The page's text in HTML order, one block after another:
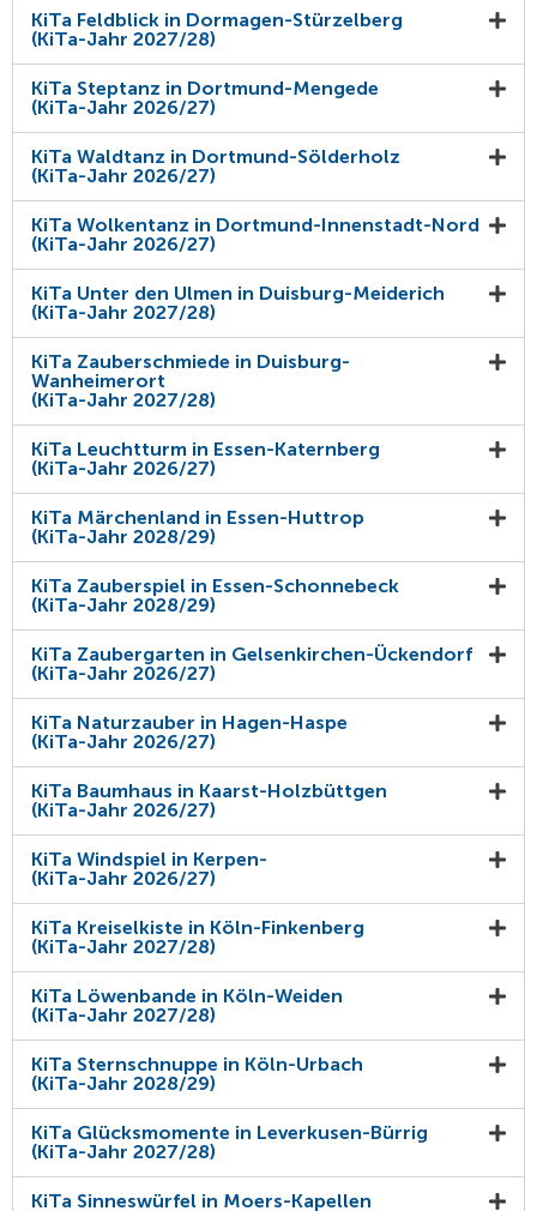
KiTa Feldblick in Dormagen-Stürzelberg
(KiTa-Jahr 2027/28)
KiTa Steptanz in Dortmund-Mengede
(KiTa-Jahr 2026/27)
KiTa Waldtanz in Dortmund-Sölderholz
(KiTa-Jahr 2026/27)
KiTa Wolkentanz in Dortmund-Innenstadt-Nord
(KiTa-Jahr 2026/27)
KiTa Unter den Ulmen in Duisburg-Meiderich
(KiTa-Jahr 2027/28)
KiTa Zauberschmiede in Duisburg-
Wanheimerort
(KiTa-Jahr 2027/28)
KiTa Leuchtturm in Essen-Katernberg
(KiTa-Jahr 2026/27)
KiTa Märchenland in Essen-Huttrop
(KiTa-Jahr 2028/29)
KiTa Zauberspiel in Essen-Schonnebeck
(KiTa-Jahr 2028/29)
KiTa Zaubergarten in Gelsenkirchen-Ückendorf
(KiTa-Jahr 2026/27)
KiTa Naturzauber in Hagen-Haspe
(KiTa-Jahr 2026/27)
KiTa Baumhaus in Kaarst-Holzbüttgen
(KiTa-Jahr 2026/27)
KiTa Windspiel in Kerpen-
(KiTa-Jahr 2026/27)
KiTa Kreiselkiste in Köln-Finkenberg
(KiTa-Jahr 2027/28)
KiTa Löwenbande in Köln-Weiden
(KiTa-Jahr 2027/28)
KiTa Sternschnuppe in Köln-Urbach
(KiTa-Jahr 2028/29)
KiTa Glücksmomente in Leverkusen-Bürrig
(KiTa-Jahr 2027/28)
KiTa Sinneswürfel in Moers-Kapellen